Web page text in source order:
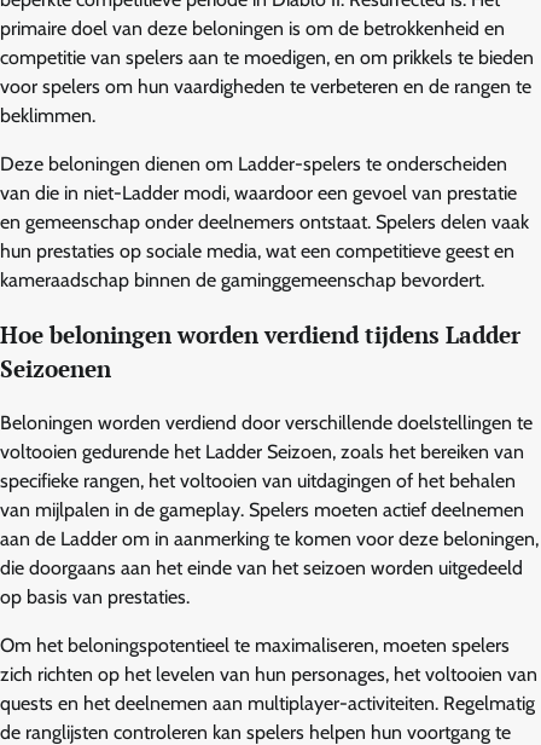
primaire doel van deze beloningen is om de betrokkenheid en
competitie van spelers aan te moedigen, en om prikkels te bieden
voor spelers om hun vaardigheden te verbeteren en de rangen te
beklimmen.
Deze beloningen dienen om Ladder-spelers te onderscheiden
van die in niet-Ladder modi, waardoor een gevoel van prestatie
en gemeenschap onder deelnemers ontstaat. Spelers delen vaak
hun prestaties op sociale media, wat een competitieve geest en
kameraadschap binnen de gaminggemeenschap bevordert.
Hoe beloningen worden verdiend tijdens Ladder
Seizoenen
Beloningen worden verdiend door verschillende doelstellingen te
voltooien gedurende het Ladder Seizoen, zoals het bereiken van
specifieke rangen, het voltooien van uitdagingen of het behalen
van mijlpalen in de gameplay. Spelers moeten actief deelnemen
aan de Ladder om in aanmerking te komen voor deze beloningen,
die doorgaans aan het einde van het seizoen worden uitgedeeld
op basis van prestaties.
Om het beloningspotentieel te maximaliseren, moeten spelers
zich richten op het levelen van hun personages, het voltooien van
quests en het deelnemen aan multiplayer-activiteiten. Regelmatig
de ranglijsten controleren kan spelers helpen hun voortgang te